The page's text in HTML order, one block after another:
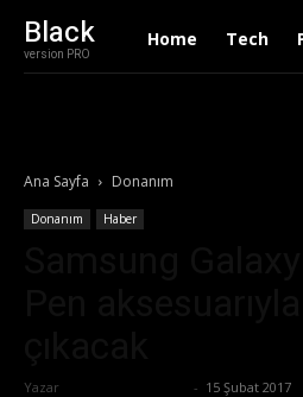
Black
version PRO
Home Tech
Ana Sayfa Donanım
Donanım Haber
Yazar - 15 Şubat 2017